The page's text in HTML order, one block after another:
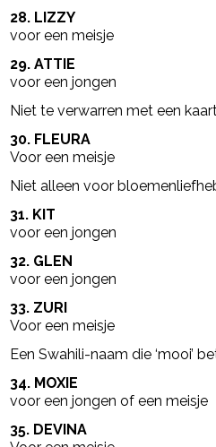
28. LIZZY
voor een meisje
29. ATTIE
voor een jongen
Niet te verwarren met een
30. FLEURA
Voor een meisje
Niet alleen voor
31. KIT
voor een jongen
32. GLEN
voor een jongen
33. ZURI
Voor een meisje
Een Swahili-naam die ‘mooi’
34. MOXIE
voor een jongen of een meisje
35. DEVINA